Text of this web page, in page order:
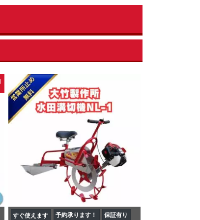
すぐ使えます 予約承ります！
保証有り